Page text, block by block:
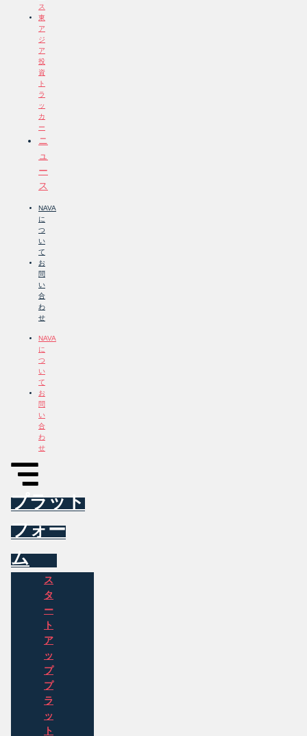
ス
東
ア
ジ
ア
投
資
ト
ラ
ッ
カ
ー
ニ
ュ
ー
ス
NAVA
に
つ
い
て
お
問
い
合
わ
せ
NAVA
に
つ
い
て
お
問
い
合
わ
せ
プラット
フォー
ム
ス
タ
ー
ト
ア
ッ
プ
プ
ラ
ッ
ト